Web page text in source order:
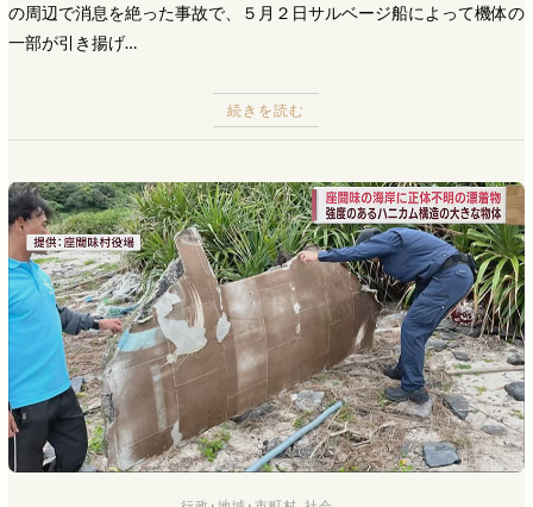
の周辺で消息を絶った事故で、５月２日サルベージ船によって機体の
一部が引き揚げ…
続きを読む